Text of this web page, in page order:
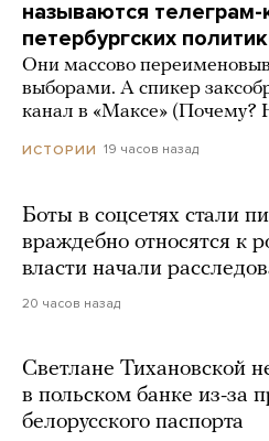
называются
петербургских
Они массово
выборами. А спикер
канал в «Максе» (Почему?
ИСТОРИИ 19 часов назад
Боты в соцсетях стали
враждебно относятся к
власти начали
20 часов назад
Светлане Тихановской
в польском банке из-за
белорусского паспорта